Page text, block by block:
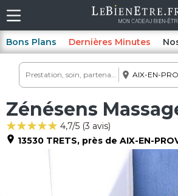
Bons Plans Dernières Minutes
Zénésens
4,7/5 (3 avis)
13530 TRETS, près de AIX-EN-